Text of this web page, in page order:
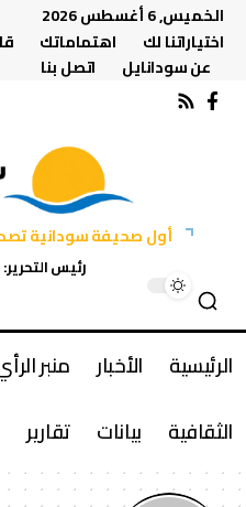
الخميس, 6 أغسطس 2026
اختياراتنا لك
اهتماماتك
عن سودانايل
اتصل بنا
أول صحيفة سودانية
رئيس
الرئيسية الأخبار منبر
الثقافية
بيانات تقارير